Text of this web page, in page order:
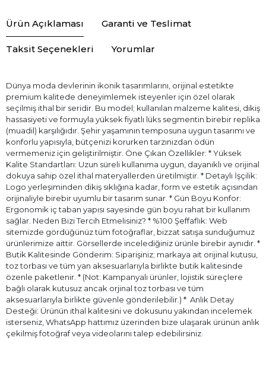
Ürün Açıklaması Garanti ve Teslimat
Taksit Seçenekleri Yorumlar
Dünya moda devlerinin ikonik tasarımlarını, orijinal estetikte
premium kalitede deneyimlemek isteyenler için özel olarak
seçilmiş ithal bir seridir. Bu model; kullanılan malzeme kalitesi, dikiş
hassasiyeti ve formuyla yüksek fiyatlı lüks segmentin birebir replika
(muadil) karşılığıdır. Şehir yaşamının temposuna uygun tasarımı ve
konforlu yapısıyla, bütçenizi korurken tarzınızdan ödün
vermemeniz için geliştirilmiştir. Öne Çıkan Özellikler: * Yüksek
Kalite Standartları: Uzun süreli kullanıma uygun, dayanıklı ve orijinal
dokuya sahip özel ithal materyallerden üretilmiştir. * Detaylı İşçilik:
Logo yerleşiminden dikiş sıklığına kadar, form ve estetik açısından
orijinaliyle birebir uyumlu bir tasarım sunar. * Gün Boyu Konfor:
Ergonomik iç taban yapısı sayesinde gün boyu rahat bir kullanım
sağlar. Neden Bizi Tercih Etmelisiniz? * %100 Şeffaflık: Web
sitemizde gördüğünüz tüm fotoğraflar, bizzat satışa sunduğumuz
ürünlerimize aittir. Görsellerde incelediğiniz ürünle birebir aynıdır. *
Butik Kalitesinde Gönderim: Siparişiniz; markaya ait orijinal kutusu,
toz torbası ve tüm yan aksesuarlarıyla birlikte butik kalitesinde
özenle paketlenir. * (Not: Kampanyalı ürünler, lojistik süreçlere
bağlı olarak kutusuz ancak orjinal toz torbası ve tüm
aksesuarlarıyla birlikte güvenle gönderilebilir.) * ⁠ Anlık Detay
Desteği: Ürünün ithal kalitesini ve dokusunu yakından incelemek
isterseniz, WhatsApp hattımız üzerinden bize ulaşarak ürünün anlık
çekilmiş fotoğraf veya videolarını talep edebilirsiniz.